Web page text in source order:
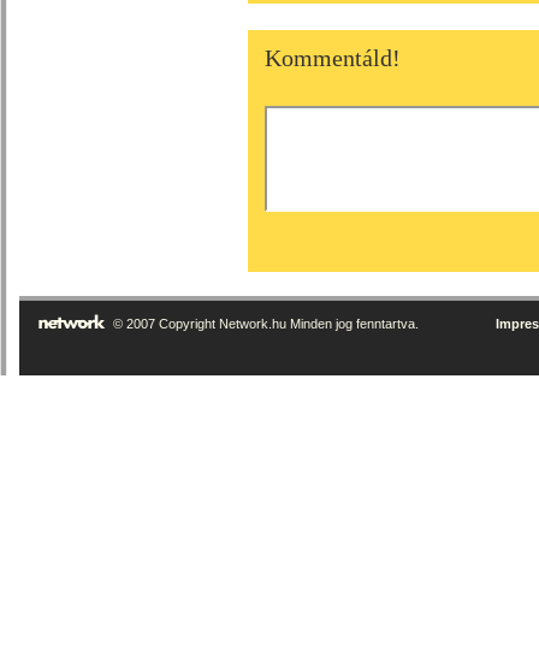
Kommentáld!
© 2007 Copyright Network.hu Minden jog fenntartva.